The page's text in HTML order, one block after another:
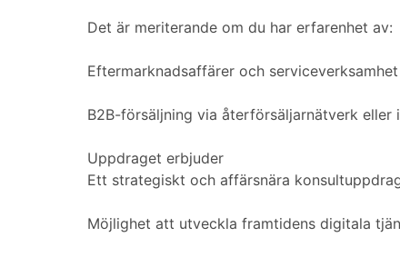
Det är meriterande om du har erfarenhet av:
Eftermarknadsaffärer och serviceverksamhet
B2B-försäljning via återförsäljarnätverk eller
Uppdraget erbjuder
Ett strategiskt och affärsnära
Möjlighet att utveckla framtidens digitala